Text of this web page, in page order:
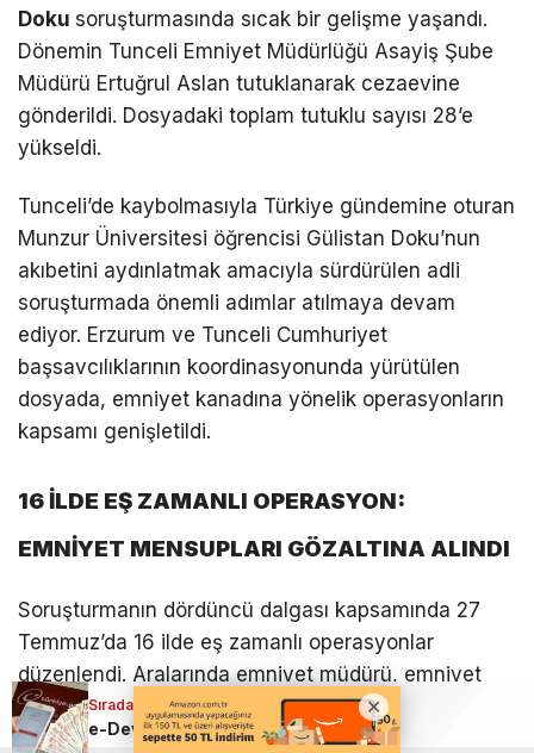
Doku soruşturmasında sıcak bir gelişme yaşandı.
Dönemin Tunceli Emniyet Müdürlüğü Asayiş Şube
Müdürü Ertuğrul Aslan tutuklanarak cezaevine
gönderildi. Dosyadaki toplam tutuklu sayısı 28’e
yükseldi.
Tunceli’de kaybolmasıyla Türkiye gündemine oturan
Munzur Üniversitesi öğrencisi Gülistan Doku’nun
akıbetini aydınlatmak amacıyla sürdürülen adli
soruşturmada önemli adımlar atılmaya devam
ediyor. Erzurum ve Tunceli Cumhuriyet
başsavcılıklarının koordinasyonunda yürütülen
dosyada, emniyet kanadına yönelik operasyonların
kapsamı genişletildi.
16 İLDE EŞ ZAMANLI OPERASYON:
EMNİYET MENSUPLARI GÖZALTINA ALINDI
Soruşturmanın dördüncü dalgası kapsamında 27
Temmuz’da 16 ilde eş zamanlı operasyonlar
düzenlendi. Aralarında emniyet müdürü, emniyet
amiri, başkomiser, komiser, polis memurları,
bilgisayar işletmeni ve emekli polislerin de yer aldığı
Sıradaki Haber
e-Devlet’e yeni özellik geldi